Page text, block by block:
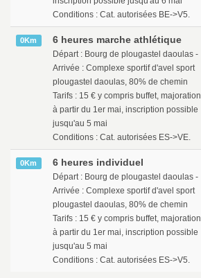
Conditions : Cat. autorisées BE->V5.
0Km 6 heures marche athlétique
Départ : Bourg de plougastel daoulas -
Arrivée : Complexe sportif d'avel sport
plougastel daoulas, 80% de chemin
Tarifs : 15 € y compris buffet, majoration
à partir du 1er mai, inscription possible
jusqu'au 5 mai
Conditions : Cat. autorisées ES->VE.
0Km 6 heures individuel
Départ : Bourg de plougastel daoulas -
Arrivée : Complexe sportif d'avel sport
plougastel daoulas, 80% de chemin
Tarifs : 15 € y compris buffet, majoration
à partir du 1er mai, inscription possible
jusqu'au 5 mai
Conditions : Cat. autorisées ES->V5.